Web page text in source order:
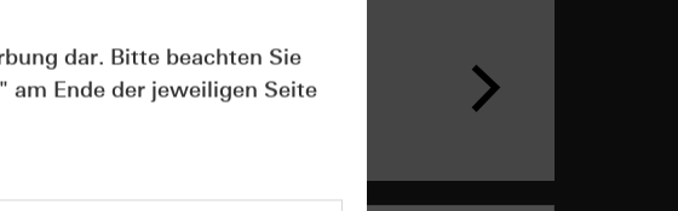
Kosten &
- Webinar
dar. Bitte beachten Sie
" am Ende der jeweiligen Seite